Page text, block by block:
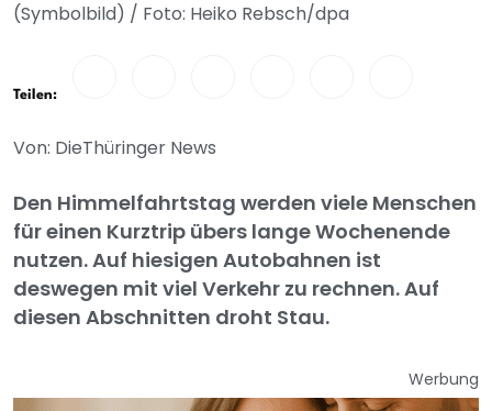
(Symbolbild) / Foto: Heiko Rebsch/dpa
Teilen:
Von: DieThüringer News
Den Himmelfahrtstag werden viele Menschen
für einen Kurztrip übers lange Wochenende
nutzen. Auf hiesigen Autobahnen ist
deswegen mit viel Verkehr zu rechnen. Auf
diesen Abschnitten droht Stau.
Werbung